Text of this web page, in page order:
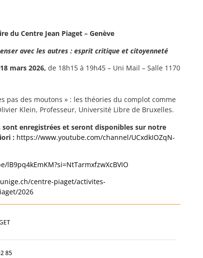
du Centre Jean Piaget – Genève
avec les autres : esprit critique et citoyenneté
mars 2026, de 18h15 à 19h45 – Uni Mail – Salle 1170
pas des moutons » : les théories du complot comme
Klein, Professeur, Université Libre de Bruxelles.
sont enregistrées et seront disponibles sur notre
: https://www.youtube.com/channel/UCxdkIOZqN-
lB9pq4kEmKM?si=NtTarmxfzwXcBVIO
centre-piaget/activites-
2026
85